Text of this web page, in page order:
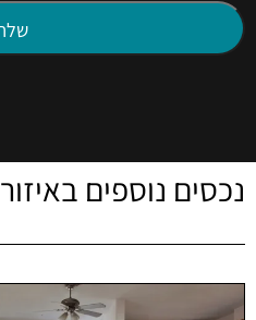
נכסים נוספים באיזור